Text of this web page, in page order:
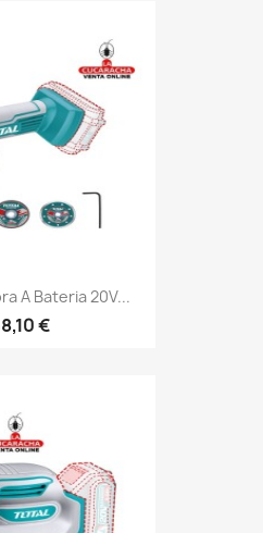
A Bateria 20V...
€